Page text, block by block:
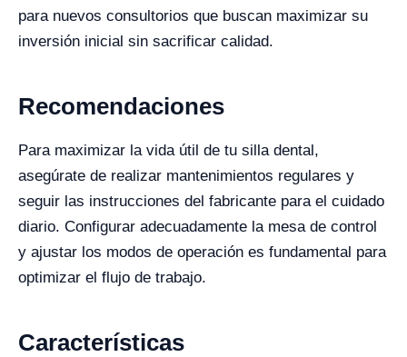
para nuevos consultorios que buscan maximizar su
inversión inicial sin sacrificar calidad.
Recomendaciones
Para maximizar la vida útil de tu silla dental,
asegúrate de realizar mantenimientos regulares y
seguir las instrucciones del fabricante para el cuidado
diario. Configurar adecuadamente la mesa de control
y ajustar los modos de operación es fundamental para
optimizar el flujo de trabajo.
Características